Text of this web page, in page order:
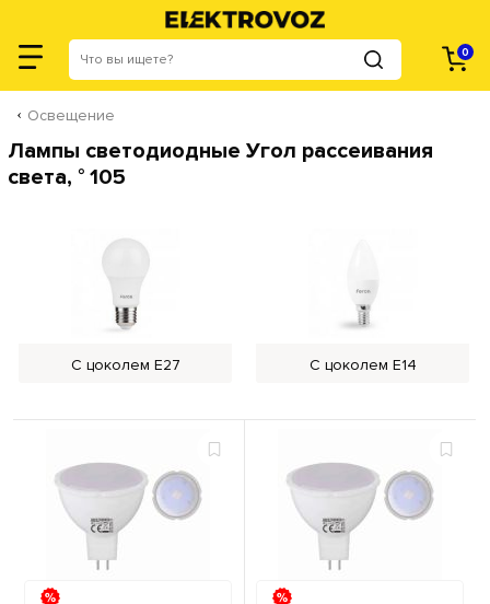
0
Освещение
Лампы светодиодные Угол рассеивания
света, ° 105
С цоколем Е27 С цоколем Е14